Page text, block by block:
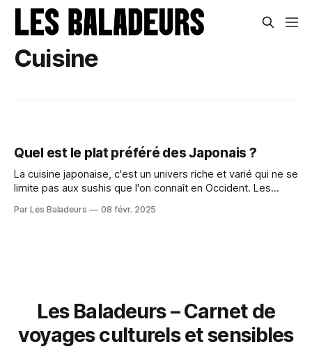
Cuisine
Quel est le plat préféré des Japonais ?
La cuisine japonaise, c'est un univers riche et varié qui ne se
limite pas aux sushis que l'on connaît en Occident. Les
partie intégrante de leur quotidien et de leur culture. Que ce
Par Les Baladeurs 08 févr. 2025
Les Baladeurs – Carnet de
voyages culturels et sensibles